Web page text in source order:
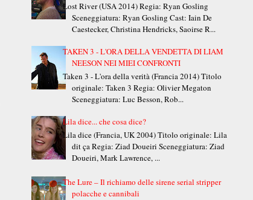
Lost River (USA 2014) Regia: Ryan Gosling
Sceneggiatura: Ryan Gosling Cast: Iain De
Caestecker, Christina Hendricks, Saoirse R...
TAKEN 3 - L'ORA DELLA VENDETTA DI LIAM
NEESON NEI MIEI CONFRONTI
Taken 3 - L'ora della verità (Francia 2014) Titolo
originale: Taken 3 Regia: Olivier Megaton
Sceneggiatura: Luc Besson, Rob...
Lila dice... che cosa dice?
Lila dice (Francia, UK 2004) Titolo originale: Lila
dit ça Regia: Ziad Doueiri Sceneggiatura: Ziad
Doueiri, Mark Lawrence, ...
The Lure – Il richiamo delle sirene serial stripper
polacche e cannibali